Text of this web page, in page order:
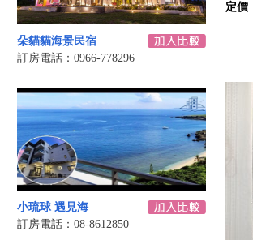
朵貓貓海景民宿
訂房電話：0966-778296
小琉球 遇見海
訂房電話：08-8612850
定價